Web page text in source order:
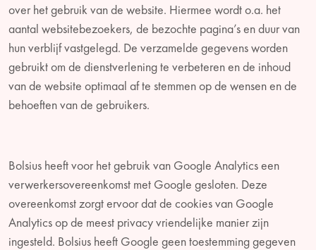
over het gebruik van de website. Hiermee wordt o.a. het
aantal websitebezoekers, de bezochte pagina’s en duur van
hun verblijf vastgelegd. De verzamelde gegevens worden
gebruikt om de dienstverlening te verbeteren en de inhoud
van de website optimaal af te stemmen op de wensen en de
behoeften van de gebruikers.
Bolsius heeft voor het gebruik van Google Analytics een
verwerkersovereenkomst met Google gesloten. Deze
overeenkomst zorgt ervoor dat de cookies van Google
Analytics op de meest privacy vriendelijke manier zijn
ingesteld. Bolsius heeft Google geen toestemming gegeven